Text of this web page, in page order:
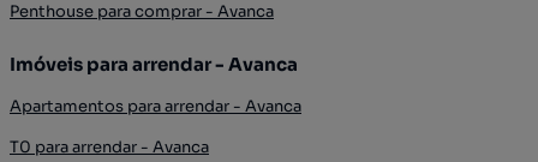
Penthouse para comprar - Avanca
Imóveis para arrendar - Avanca
Apartamentos para arrendar - Avanca
T0 para arrendar - Avanca